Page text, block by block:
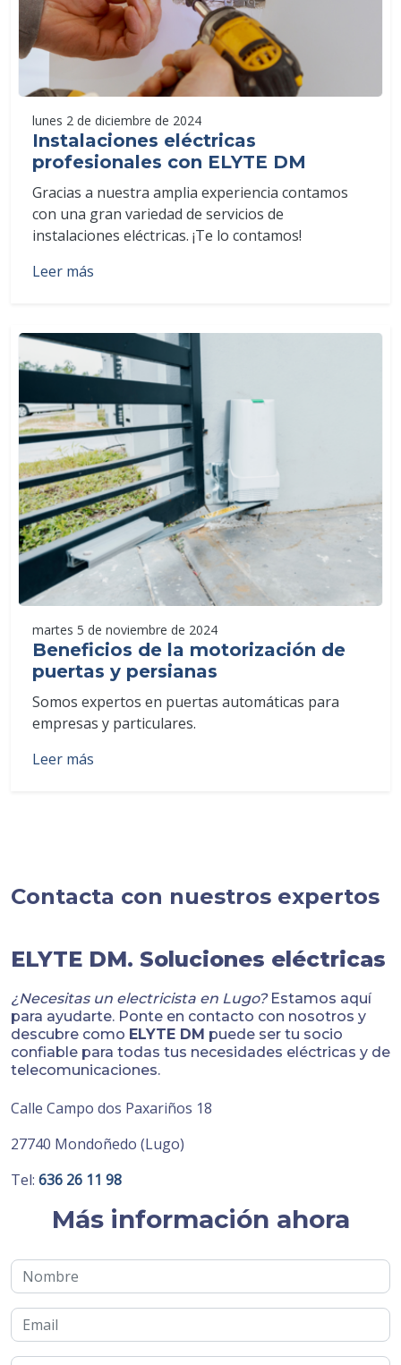
lunes 2 de diciembre de 2024
Instalaciones eléctricas
profesionales con ELYTE DM
Gracias a nuestra amplia experiencia contamos
con una gran variedad de servicios de
instalaciones eléctricas. ¡Te lo contamos!
Leer más
martes 5 de noviembre de 2024
Beneficios de la motorización de
puertas y persianas
Somos expertos en puertas automáticas para
empresas y particulares.
Leer más
Contacta con nuestros expertos
ELYTE DM. Soluciones eléctricas
¿Necesitas un electricista en Lugo?Estamos aquí
para ayudarte. Ponte en contacto con nosotros y
descubre como ELYTE DM puede ser tu socio
confiable para todas tus necesidades eléctricas y de
telecomunicaciones.
Calle Campo dos Paxariños 18
27740 Mondoñedo (Lugo)
Tel: 636 26 11 98
Más información ahora